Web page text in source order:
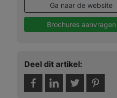
Ga naar de website
Brochures aanvragen
Deel dit artikel: